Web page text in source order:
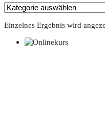
Einzelnes Ergebnis wird